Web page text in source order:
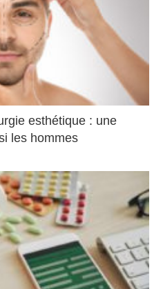
esthétique : une
les hommes